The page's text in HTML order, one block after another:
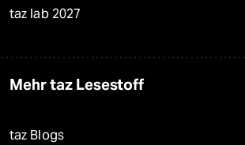
taz lab 2027
Mehr taz Lesestoff
taz Blogs